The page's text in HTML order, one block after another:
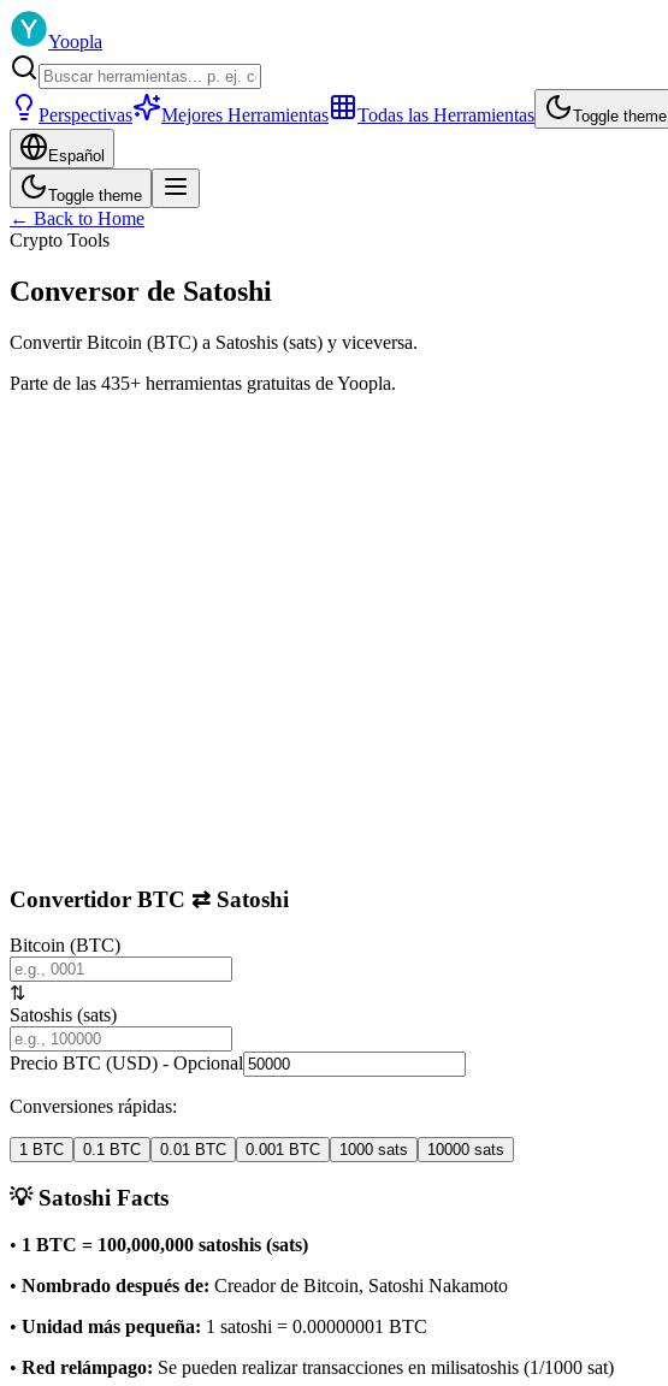
Yoopla
Perspectivas Mejores Herramientas Todas las Herramientas Toggle theme
Español
Toggle theme
← Back to Home
Crypto Tools
Conversor de Satoshi
Convertir Bitcoin (BTC) a Satoshis (sats) y viceversa.
Parte de las 435+ herramientas gratuitas de Yoopla.
Convertidor BTC ⇄ Satoshi
Bitcoin (BTC)
⇅
Satoshis (sats)
Precio BTC (USD) - Opcional
Conversiones rápidas:
1 BTC 0.1 BTC 0.01 BTC 0.001 BTC 1000 sats 10000 sats
💡 Satoshi Facts
• 1 BTC = 100,000,000 satoshis (sats)
• Nombrado después de: Creador de Bitcoin, Satoshi Nakamoto
• Unidad más pequeña: 1 satoshi = 0.00000001 BTC
• Red relámpago: Se pueden realizar transacciones en milisatoshis (1/1000 sat)